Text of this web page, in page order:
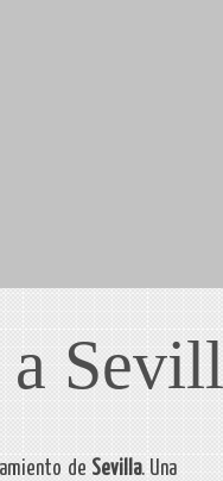
de Sevilla. Una